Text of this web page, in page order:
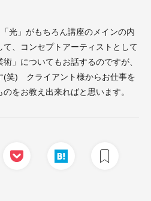
光」がもちろん講座のメインの内
、コンセプトアーティストとして
」についてもお話するのですが、
(笑) クライアント様からお仕事を
をお教え出来ればと思います。